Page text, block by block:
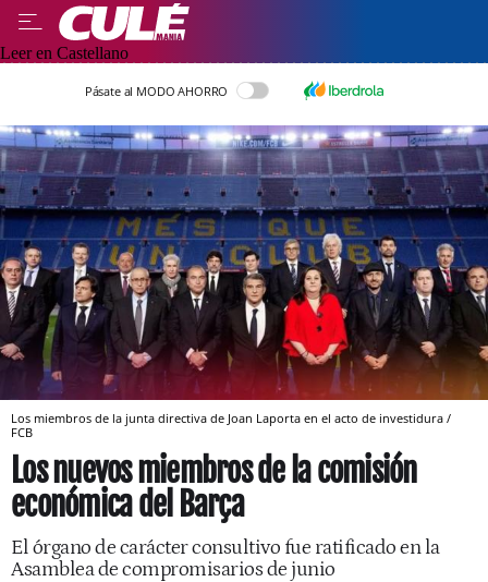
Leer en Castellano
Pásate al MODO AHORRO
Los miembros de la junta directiva de Joan Laporta en el acto de investidura /
FCB
Los nuevos miembros de la comisión
económica del Barça
El órgano de carácter consultivo fue ratificado en la
Asamblea de compromisarios de junio